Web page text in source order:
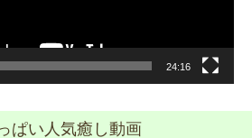
24:16
ぱい人気癒し動画